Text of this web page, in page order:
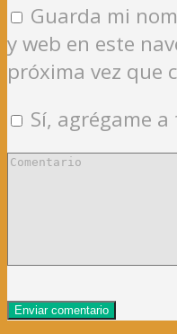
Guarda mi
y web en este
próxima vez que
Sí, agrégame